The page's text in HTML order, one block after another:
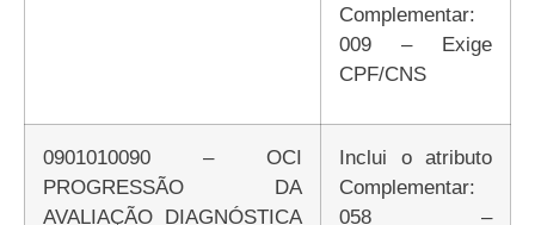
Complementar:
009 – Exige
CPF/CNS
0901010090 – OCI
PROGRESSÃO DA
AVALIAÇÃO DIAGNÓSTICA
Inclui o atributo
Complementar:
058 –